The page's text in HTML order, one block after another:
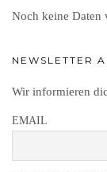
Noch keine Daten
NEWSLETTER
Wir informieren
EMAIL